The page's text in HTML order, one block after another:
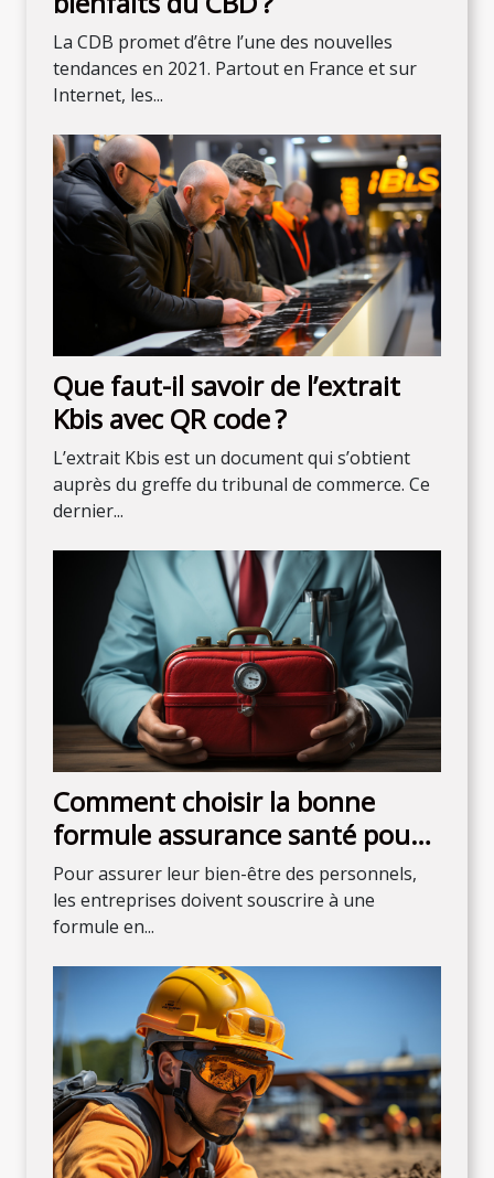
La CDB promet d’être l’une des nouvelles
tendances en 2021. Partout en France et sur
Internet, les...
Que faut-il savoir de l’extrait
Kbis avec QR code ?
L’extrait Kbis est un document qui s’obtient
auprès du greffe du tribunal de commerce. Ce
dernier...
Comment choisir la bonne
formule assurance santé pour
son entreprise ?
Pour assurer leur bien-être des personnels,
les entreprises doivent souscrire à une
formule en...